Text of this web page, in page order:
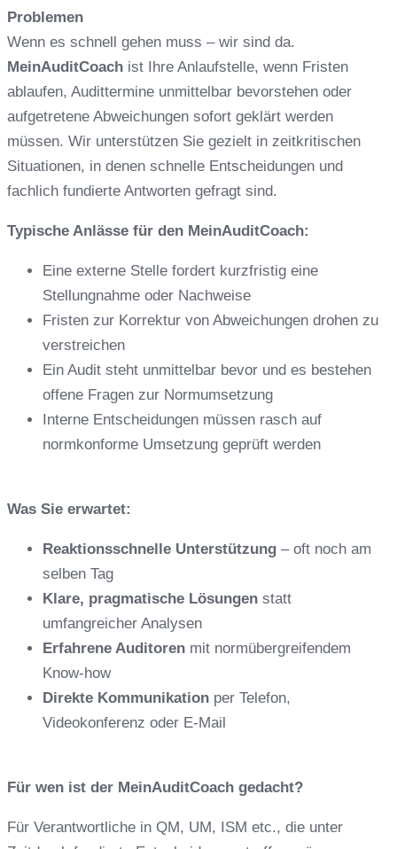
Problemen
Wenn es schnell gehen muss – wir sind da.
MeinAuditCoach ist Ihre Anlaufstelle, wenn Fristen
ablaufen, Audittermine unmittelbar bevorstehen oder
aufgetretene Abweichungen sofort geklärt werden
müssen. Wir unterstützen Sie gezielt in zeitkritischen
Situationen, in denen schnelle Entscheidungen und
fachlich fundierte Antworten gefragt sind.
Typische Anlässe für den MeinAuditCoach:
Eine externe Stelle fordert kurzfristig eine
Stellungnahme oder Nachweise
Fristen zur Korrektur von Abweichungen drohen zu
verstreichen
Ein Audit steht unmittelbar bevor und es bestehen
offene Fragen zur Normumsetzung
Interne Entscheidungen müssen rasch auf
normkonforme Umsetzung geprüft werden
Was Sie erwartet:
Reaktionsschnelle Unterstützung – oft noch am
selben Tag
Klare, pragmatische Lösungen statt
umfangreicher Analysen
Erfahrene Auditoren mit normübergreifendem
Know-how
Direkte Kommunikation per Telefon,
Videokonferenz oder E-Mail
Für wen ist der MeinAuditCoach gedacht?
Für Verantwortliche in QM, UM, ISM etc., die unter